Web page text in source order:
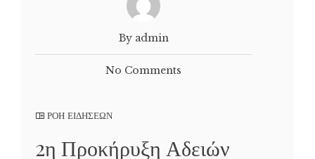
By admin
No Comments
ΡΟΗ ΕΙΔΗΣΕΩΝ
2η Προκήρυξη Αδειών